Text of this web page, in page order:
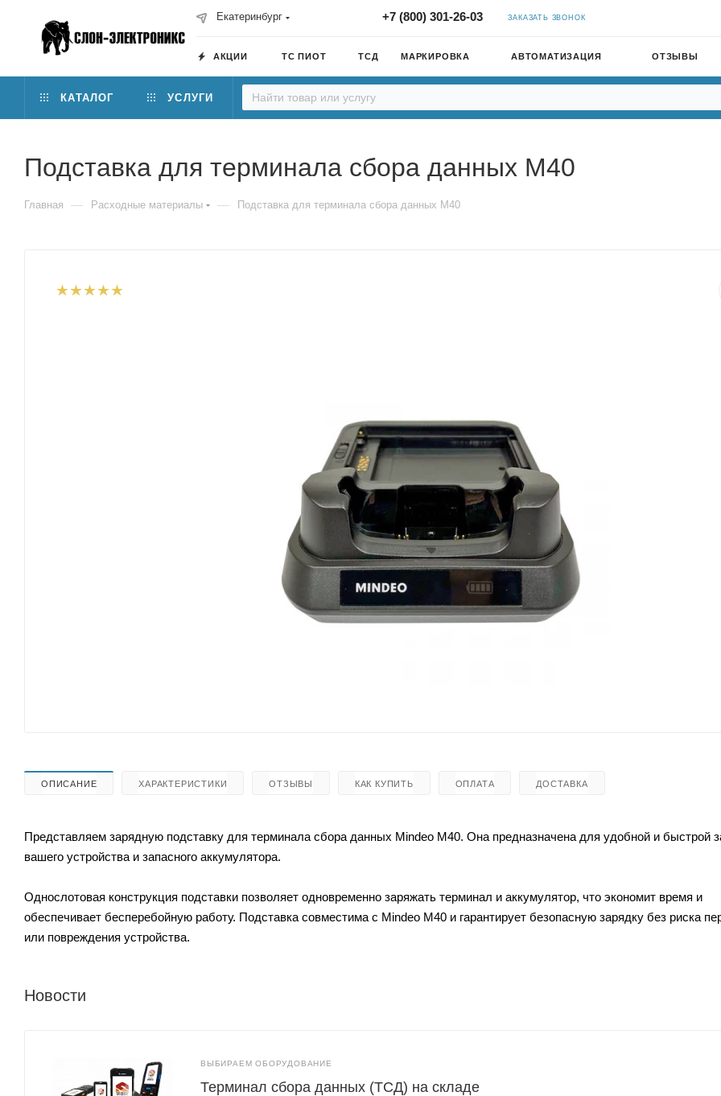
Екатеринбург +7 (800) 301-26-03 ЗАКАЗАТЬ ЗВОНОК
АКЦИИ ТС ПИОТ ТСД МАРКИРОВКА АВТОМАТИЗАЦИЯ ОТЗЫВЫ
КАТАЛОГ УСЛУГИ
Подставка для терминала сбора данных M40
Главная — Расходные материалы — Подставка для терминала сбора данных M40
ОПИСАНИЕ ХАРАКТЕРИСТИКИ ОТЗЫВЫ КАК КУПИТЬ ОПЛАТА ДОСТАВКА
Представляем зарядную подставку для терминала сбора данных Mindeo M40. Она предназначена для удобной и быстрой
вашего устройства и запасного аккумулятора.
Однослотовая конструкция подставки позволяет одновременно заряжать терминал и аккумулятор, что экономит время и
обеспечивает бесперебойную работу. Подставка совместима с Mindeo M40 и гарантирует безопасную зарядку без риска
или повреждения устройства.
Новости
ВЫБИРАЕМ ОБОРУДОВАНИЕ
Терминал сбора данных (ТСД) на складе